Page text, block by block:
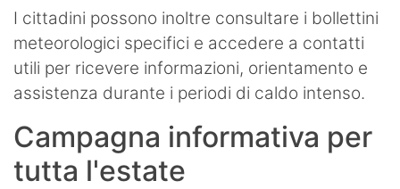
I cittadini possono inoltre consultare i bollettini
meteorologici specifici e accedere a contatti
utili per ricevere informazioni, orientamento e
assistenza durante i periodi di caldo intenso.
Campagna informativa per
tutta l'estate